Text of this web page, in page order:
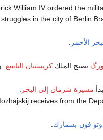
William IV ordered the
in the city of Berlin
الأحمر
يصبح الملككريستيان التاسع.
مسيرة شرمان إلى البحر
receives from the
فون بسمارك